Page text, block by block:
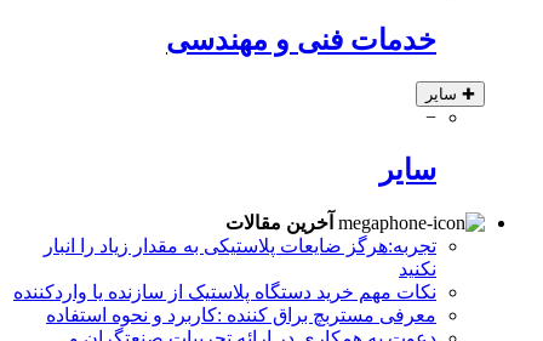
خدمات فنی و مهندسی
✚ سایر
−
سایر
آخرین مقالات
تجربه:هرگز ضایعات پلاستیکی به مقدار زیاد را انبار
نکنید
نکات مهم خرید دستگاه پلاستیک از سازنده یا واردکننده
معرفی مستربچ براق کننده :کاربرد و نحوه استفاده